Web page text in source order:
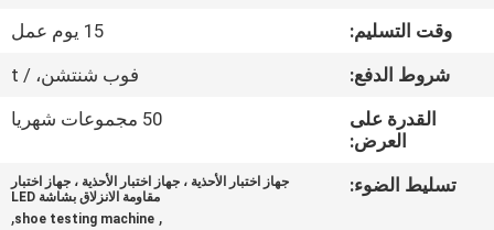
اتصلوقت التسليم:
15 يوم عمل
شروط الدفع:
فوب شنتشن، / t
القدرة على
العرض:
50 مجموعات شهريا
تسليط الضوء:
جهاز اختبار الأحذية ، جهاز اختبار الأحذية ، جهاز اختبار
مقاومة الانزلاق بشاشة LED
,
shoe testing machine
,